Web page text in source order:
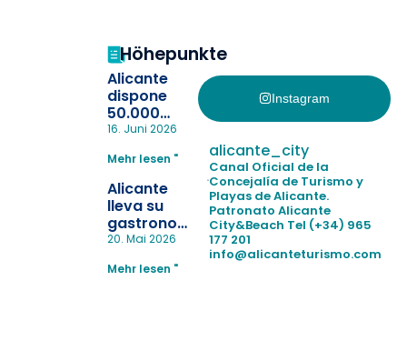
Höhepunkte
Alicante
dispone
50.000
pulseras
la
pérdida de niños
en las
playas y
realiza con
simulacro de socorrismo
16. Juni 2026
Mehr lesen "
Alicante
lleva su
gastronomía
a Madrid
reforzar el
20. Mai 2026
Mehr lesen "
Instagram
alicante_city
Canal Oficial de la
Concejalía de Turismo y
Playas de Alicante.
Patronato Alicante
City&Beach Tel (+34) 965
177 201
info@alicanteturismo.com